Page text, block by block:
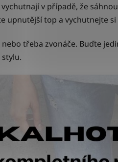
v případě, že
upnutější top a vychutnejte
třeba zvonáče. Buďte